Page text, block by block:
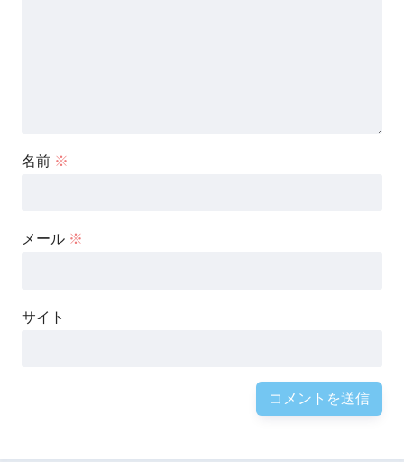
名前 ※
メール ※
サイト